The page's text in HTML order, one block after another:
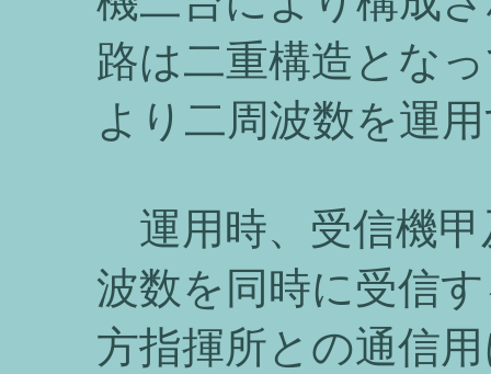
路は二重構造とな
より二周波数を運
運用時、受信機甲
波数を同時に受信
方指揮所との通信